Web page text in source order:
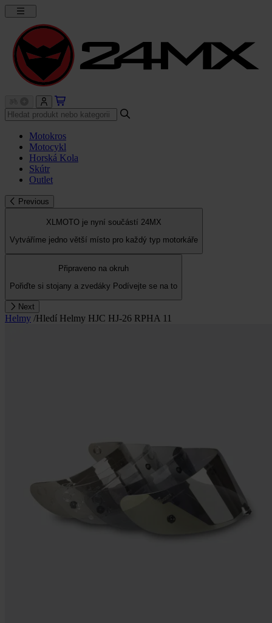
Motokros
Motocykl
Horská Kola
Skútr
Outlet
Previous
XLMOTO je nyní součástí 24MX
Vytváříme jedno větší místo pro každý typ motorkáře
Připraveno na okruh
Pořiďte si stojany a zvedáky Podívejte se na to
Next
Helmy /Hledí Helmy HJC HJ-26 RPHA 11